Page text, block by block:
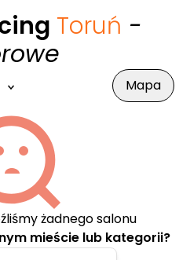
Toruń -
Mapa
żadnego salonu
mieście lub kategorii?